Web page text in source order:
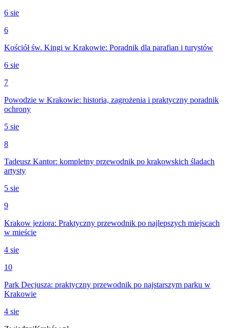
6 sie
6
Kościół św. Kingi w Krakowie: Poradnik dla parafian i turystów
6 sie
7
Powodzie w Krakowie: historia, zagrożenia i praktyczny poradnik
ochrony
5 sie
8
Tadeusz Kantor: kompletny przewodnik po krakowskich śladach
artysty
5 sie
9
Krakow jeziora: Praktyczny przewodnik po najlepszych miejscach
w mieście
4 sie
10
Park Decjusza: praktyczny przewodnik po najstarszym parku w
Krakowie
4 sie